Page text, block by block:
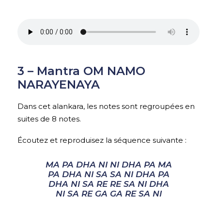
3 – Mantra OM NAMO
NARAYENAYA
Dans cet alankara, les notes sont regroupées en
suites de 8 notes.
Écoutez et reproduisez la séquence suivante :
MA PA DHA NI NI DHA PA MA
PA DHA NI SA SA NI DHA PA
DHA NI SA RE RE SA NI DHA
NI SA RE GA GA RE SA NI